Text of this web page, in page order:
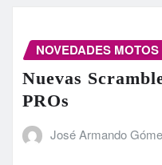
NOVEDADES MOTOS
Nuevas
PROs
José Armando